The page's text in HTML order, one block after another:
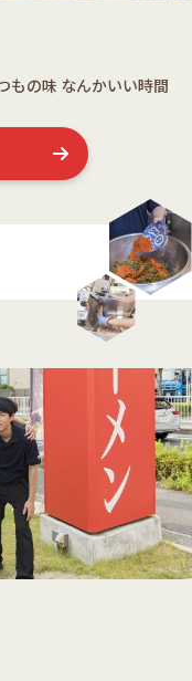
もの味 なんかいい時間